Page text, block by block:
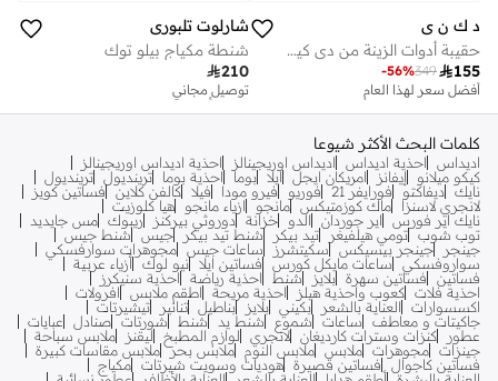
د ك ن ي
حقيبة أدوات الزينة من دي كيه إن واي
155
349
-56%
أفضل سعر لهذا العام
شارلوت تلبوري
شنطة مكياج بيلو توك
210
توصيل مجاني
تم بيع أكثر من 10 مؤخرا
كلمات البحث الأكثر شيوعا
اديداس احذية اديداس اديداس اوريجينالز
احذية اديداس اوريجينالز
كيكو ميلانو
إيفانز امريكان ايجل ايلا بوما احذية بوما ترينديول ترينديول
نايك ديفاكتو فورايفر 21 فوريو فيرو مودا فيلا كالفن كلاين فساتين كويز
لانجري لاسنزا
ماك كوزمتيكس مانجو ازياء مانجو
هيا كلوزيت
نايك اير فورس
اير جوردان الدو خزانة دوروثي بيركنز ريبوك مس جايديد
توب شوب تومي هيلفيغر تيد بيكر شنط تيد بيكر جيس
شنط جيس
جينجر
جينجر بيسيكس سكيتشرز ساعات جيس مجوهرات سوارفسكي
سواروفسكي
ساعات مايكل كورس فساتين ايلا نيو لوك أزياء عربية
فساتين
فساتين سهرة بلايز شنط احذية رياضة
احذية سنيكرز
احذية فلات كعوب واحذية هيلز احذية مريحة اطقم ملابس
افرولات
اكسسوارات
العناية بالشعر بكيني بلايز بناطيل تنانير
تيشيرتات
جاكيتات و معاطف
ساعات شموع شنط يد شنط شورتات صنادل
عبايات
عطور
كنزات وسترات كارديغان لانجري لوازم المطبخ ليقنز
ملابس سباحة
جينزات مجوهرات ملابس ملابس النوم ملابس بحر ملابس مقاسات كبيرة
فساتين كاجوال
فساتين قصيرة هوديات وسويت شيرتات مكياج